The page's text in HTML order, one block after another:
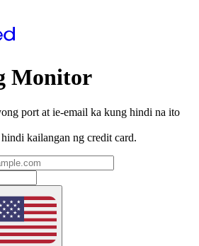
Monitor
port at ie-email ka kung hindi na ito
kailangan ng credit card.